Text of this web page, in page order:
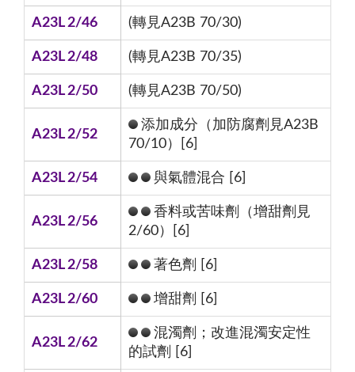
A23L 2/46 (轉見A23B 70/30)
A23L 2/48 (轉見A23B 70/35)
A23L 2/50 (轉見A23B 70/50)
A23L 2/52
添加成分（加防腐劑見A23B
70/10）[6]
A23L 2/54 與氣體混合 [6]
A23L 2/56
香料或苦味劑（增甜劑見
2/60）[6]
A23L 2/58 著色劑 [6]
A23L 2/60 增甜劑 [6]
A23L 2/62
混濁劑；改進混濁安定性
的試劑 [6]